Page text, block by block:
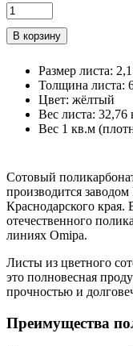
Размер листа:
Толщина листа:
Цвет: жёлтый
Вес листа: 32,76
Вес 1 кв.м
Сотовый
производится
Краснодарского края.
отечественного
линиях Omipa.
Листы из цветного
это полновесная
прочностью и
Преимущества